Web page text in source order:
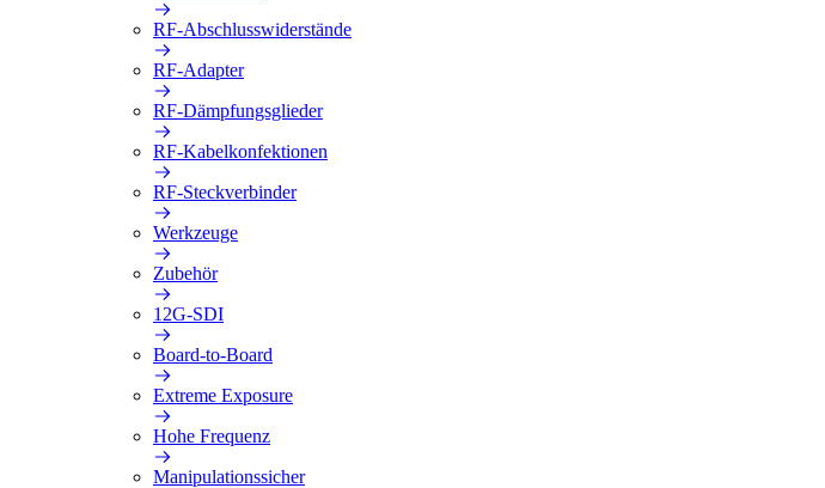
RF-Abschlusswiderstände
RF-Adapter
RF-Dämpfungsglieder
RF-Kabelkonfektionen
RF-Steckverbinder
Werkzeuge
Zubehör
12G-SDI
Board-to-Board
Extreme Exposure
Hohe Frequenz
Manipulationssicher